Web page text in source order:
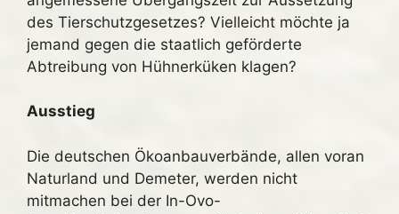
des Tierschutzgesetzes? Vielleicht möchte ja
jemand gegen die staatlich geförderte
Abtreibung von Hühnerküken klagen?
Ausstieg
Die deutschen Ökoanbauverbände, allen voran
Naturland und Demeter, werden nicht
mitmachen bei der In-Ovo-